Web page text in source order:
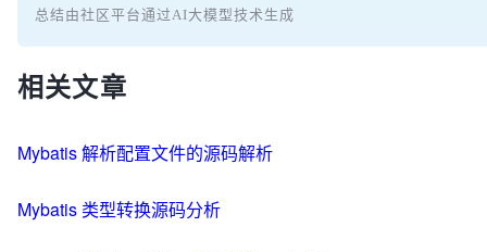
总结由社区平台通过AI大模型技术生成
相关文章
Mybatis 解析配置文件的源码解析
Mybatis 类型转换源码分析